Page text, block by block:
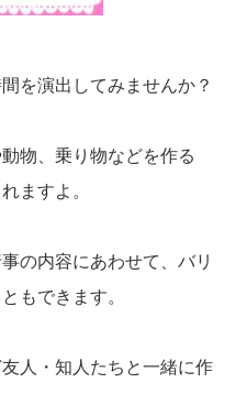
を演出してみませんか？
物、乗り物などを作る
ますよ。
の内容にあわせて、バリ
もできます。
人・知人たちと一緒に作